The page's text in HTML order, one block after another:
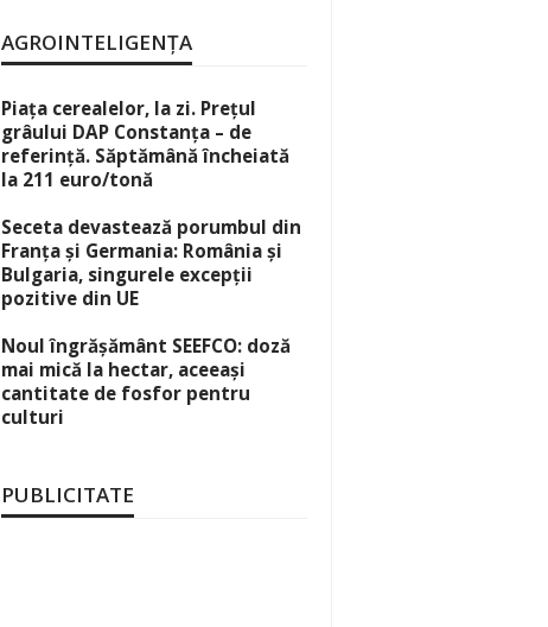
AGROINTELIGENȚA
Piața cerealelor, la zi. Prețul
grâului DAP Constanța – de
referință. Săptămână încheiată
la 211 euro/tonă
Seceta devastează porumbul din
Franța și Germania: România și
Bulgaria, singurele excepții
pozitive din UE
Noul îngrășământ SEEFCO: doză
mai mică la hectar, aceeași
cantitate de fosfor pentru
culturi
PUBLICITATE